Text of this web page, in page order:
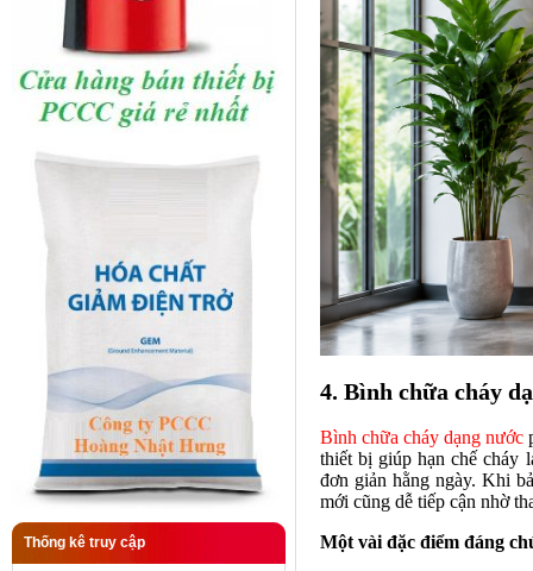
Thống kê truy cập
4. Bình chữa cháy
Bình chữa cháy dạng nước
thiết bị giúp hạn chế cháy
đơn giản hằng ngày. Khi
mới cũng dễ tiếp cận nhờ
Một vài đặc điểm đáng